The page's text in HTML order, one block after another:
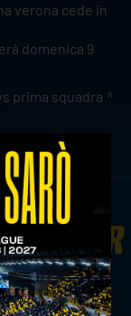
verona cede in
domenica 9
prima squadra